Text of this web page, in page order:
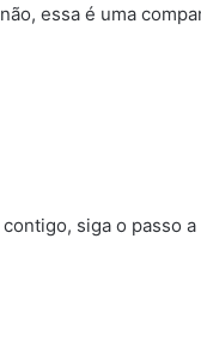
essa é uma
siga o passo a